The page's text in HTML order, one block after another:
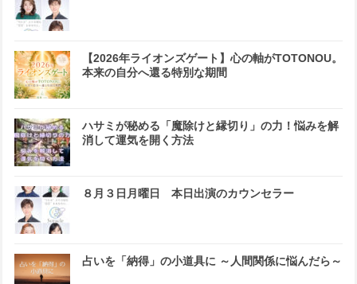
【2026年ライオンズゲート】心の軸がTOTONOU。
本来の自分へ還る特別な期間
ハサミが秘める「魔除けと縁切り」の力！悩みを解
消して運気を開く方法
８月３日月曜日 本日出演のカウンセラー
占いを「納得」の小道具に ～人間関係に悩んだら～